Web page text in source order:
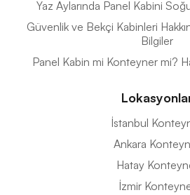
Yaz Aylarında Panel Kabini
Güvenlik ve Bekçi Kabinleri
Bilgiler
Panel Kabin mi Konteyner mi?
İstanbul
Ankara
Hatay
İzmir